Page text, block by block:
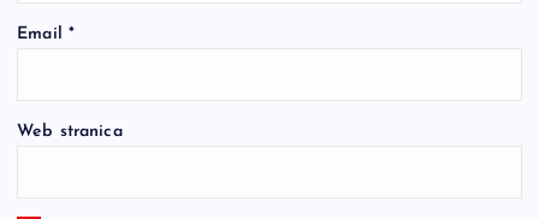
Email *
Web stranica